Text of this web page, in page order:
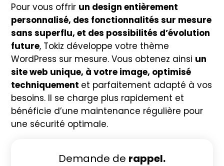
Pour vous offrir un design entièrement
personnalisé, des fonctionnalités sur mesure
sans superflu, et des possibilités d’évolution
future, Tokiz développe votre thème
WordPress sur mesure. Vous obtenez ainsi un
site web unique, à votre image, optimisé
techniquement et parfaitement adapté à vos
besoins. Il se charge plus rapidement et
bénéficie d’une maintenance régulière pour
une sécurité optimale.
Demande de rappel.